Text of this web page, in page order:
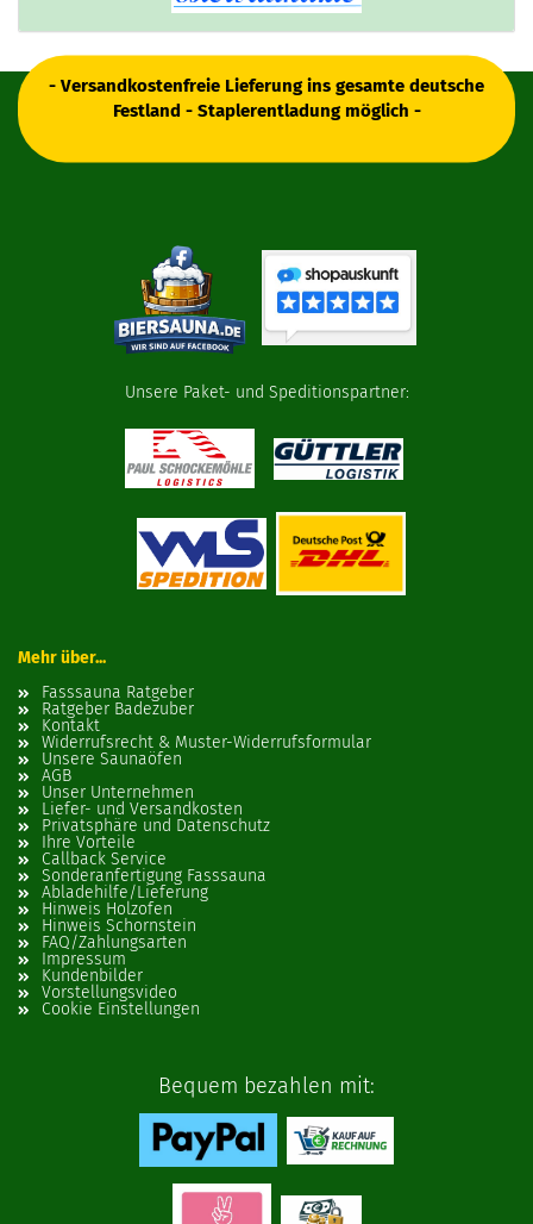
- Versandkostenfreie Lieferung ins gesamte deutsche
Festland - Staplerentladung möglich -
Unsere Paket- und Speditionspartner:
Mehr über...
Fasssauna Ratgeber
Ratgeber Badezuber
Kontakt
Widerrufsrecht & Muster-Widerrufsformular
Unsere Saunaöfen
AGB
Unser Unternehmen
Liefer- und Versandkosten
Privatsphäre und Datenschutz
Ihre Vorteile
Callback Service
Sonderanfertigung Fasssauna
Abladehilfe/Lieferung
Hinweis Holzofen
Hinweis Schornstein
FAQ/Zahlungsarten
Impressum
Kundenbilder
Vorstellungsvideo
Cookie Einstellungen
Bequem bezahlen mit: